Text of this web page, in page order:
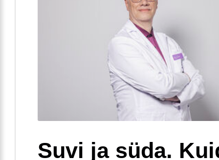
Suvi ja süda.